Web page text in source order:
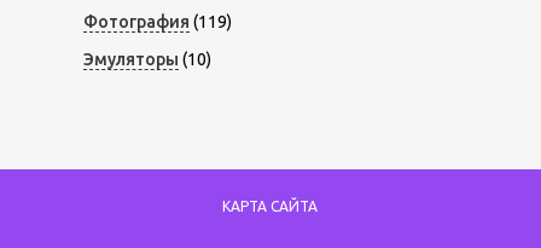
Фотография (119)
Эмуляторы (10)
КАРТА САЙТА